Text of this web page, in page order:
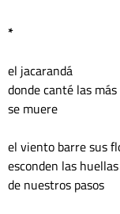
*
el jacarandá
donde canté las
se muere
el viento barre sus
esconden las huellas
de nuestros pasos